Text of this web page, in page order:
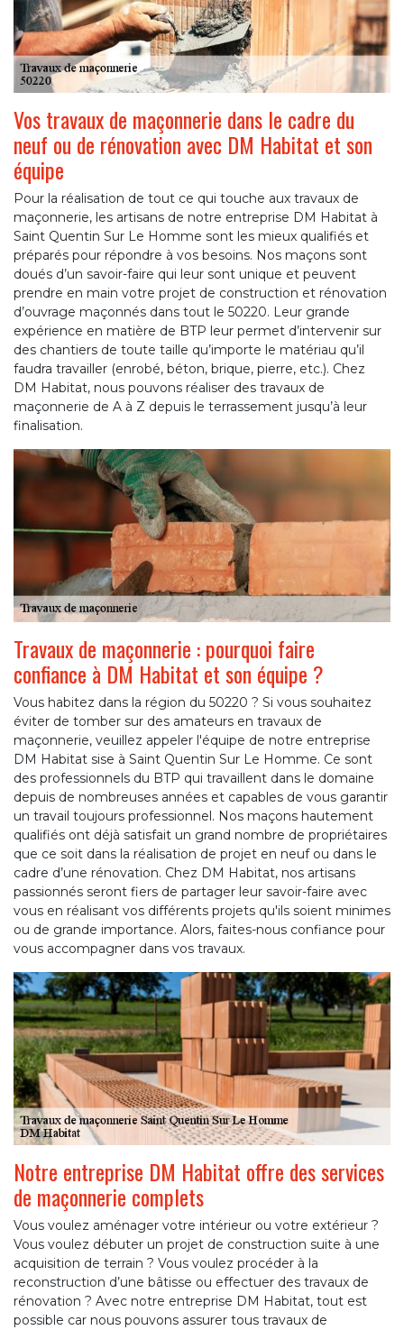
Vos travaux de maçonnerie dans le cadre du
neuf ou de rénovation avec DM Habitat et son
équipe
Pour la réalisation de tout ce qui touche aux travaux de
maçonnerie, les artisans de notre entreprise DM Habitat à
Saint Quentin Sur Le Homme sont les mieux qualifiés et
préparés pour répondre à vos besoins. Nos maçons sont
doués d’un savoir-faire qui leur sont unique et peuvent
prendre en main votre projet de construction et rénovation
d’ouvrage maçonnés dans tout le 50220. Leur grande
expérience en matière de BTP leur permet d’intervenir sur
des chantiers de toute taille qu’importe le matériau qu’il
faudra travailler (enrobé, béton, brique, pierre, etc.). Chez
DM Habitat, nous pouvons réaliser des travaux de
maçonnerie de A à Z depuis le terrassement jusqu’à leur
finalisation.
Travaux de maçonnerie : pourquoi faire
confiance à DM Habitat et son équipe ?
Vous habitez dans la région du 50220 ? Si vous souhaitez
éviter de tomber sur des amateurs en travaux de
maçonnerie, veuillez appeler l'équipe de notre entreprise
DM Habitat sise à Saint Quentin Sur Le Homme. Ce sont
des professionnels du BTP qui travaillent dans le domaine
depuis de nombreuses années et capables de vous garantir
un travail toujours professionnel. Nos maçons hautement
qualifiés ont déjà satisfait un grand nombre de propriétaires
que ce soit dans la réalisation de projet en neuf ou dans le
cadre d’une rénovation. Chez DM Habitat, nos artisans
passionnés seront fiers de partager leur savoir-faire avec
vous en réalisant vos différents projets qu'ils soient minimes
ou de grande importance. Alors, faites-nous confiance pour
vous accompagner dans vos travaux.
Notre entreprise DM Habitat offre des services
de maçonnerie complets
Vous voulez aménager votre intérieur ou votre extérieur ?
Vous voulez débuter un projet de construction suite à une
acquisition de terrain ? Vous voulez procéder à la
reconstruction d’une bâtisse ou effectuer des travaux de
rénovation ? Avec notre entreprise DM Habitat, tout est
possible car nous pouvons assurer tous travaux de